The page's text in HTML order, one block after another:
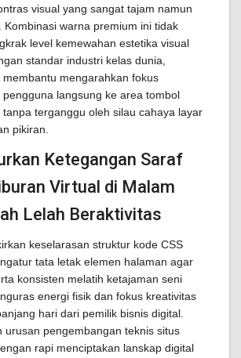
visual yang sangat tajam namun
Kombinasi warna premium ini tidak
level kemewahan estetika visual
standar industri kelas dunia,
membantu mengarahkan fokus
langsung ke area tombol
tanpa terganggu oleh silau cahaya layar
pikiran.
Ketegangan Saraf
Virtual di Malam
Lelah Beraktivitas
keselarasan struktur kode CSS
tata letak elemen halaman agar
konsisten melatih ketajaman seni
energi fisik dan fokus kreativitas
hari dari pemilik bisnis digital.
urusan pengembangan teknis situs
rapi menciptakan lanskap digital